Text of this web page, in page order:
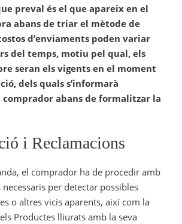
preval és el que apareix en el
abans de triar el mètode de
d’enviaments poden variar
del temps, motiu pel qual, els
seran els vigents en el moment
dels quals s’informarà
abans de formalitzar la
i Reclamacions
el comprador ha de procedir amb
per detectar possibles
o altres vicis aparents, així com la
Productes lliurats amb la seva